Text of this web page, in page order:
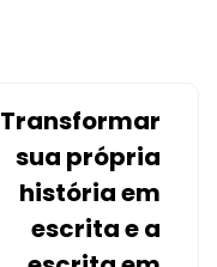
Transformar
sua própria
história em
escrita e a